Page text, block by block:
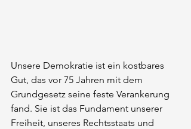
Unsere Demokratie ist ein kostbares
Gut, das vor 75 Jahren mit dem
Grundgesetz seine feste Verankerung
fand. Sie ist das Fundament unserer
Freiheit, unseres Rechtsstaats und